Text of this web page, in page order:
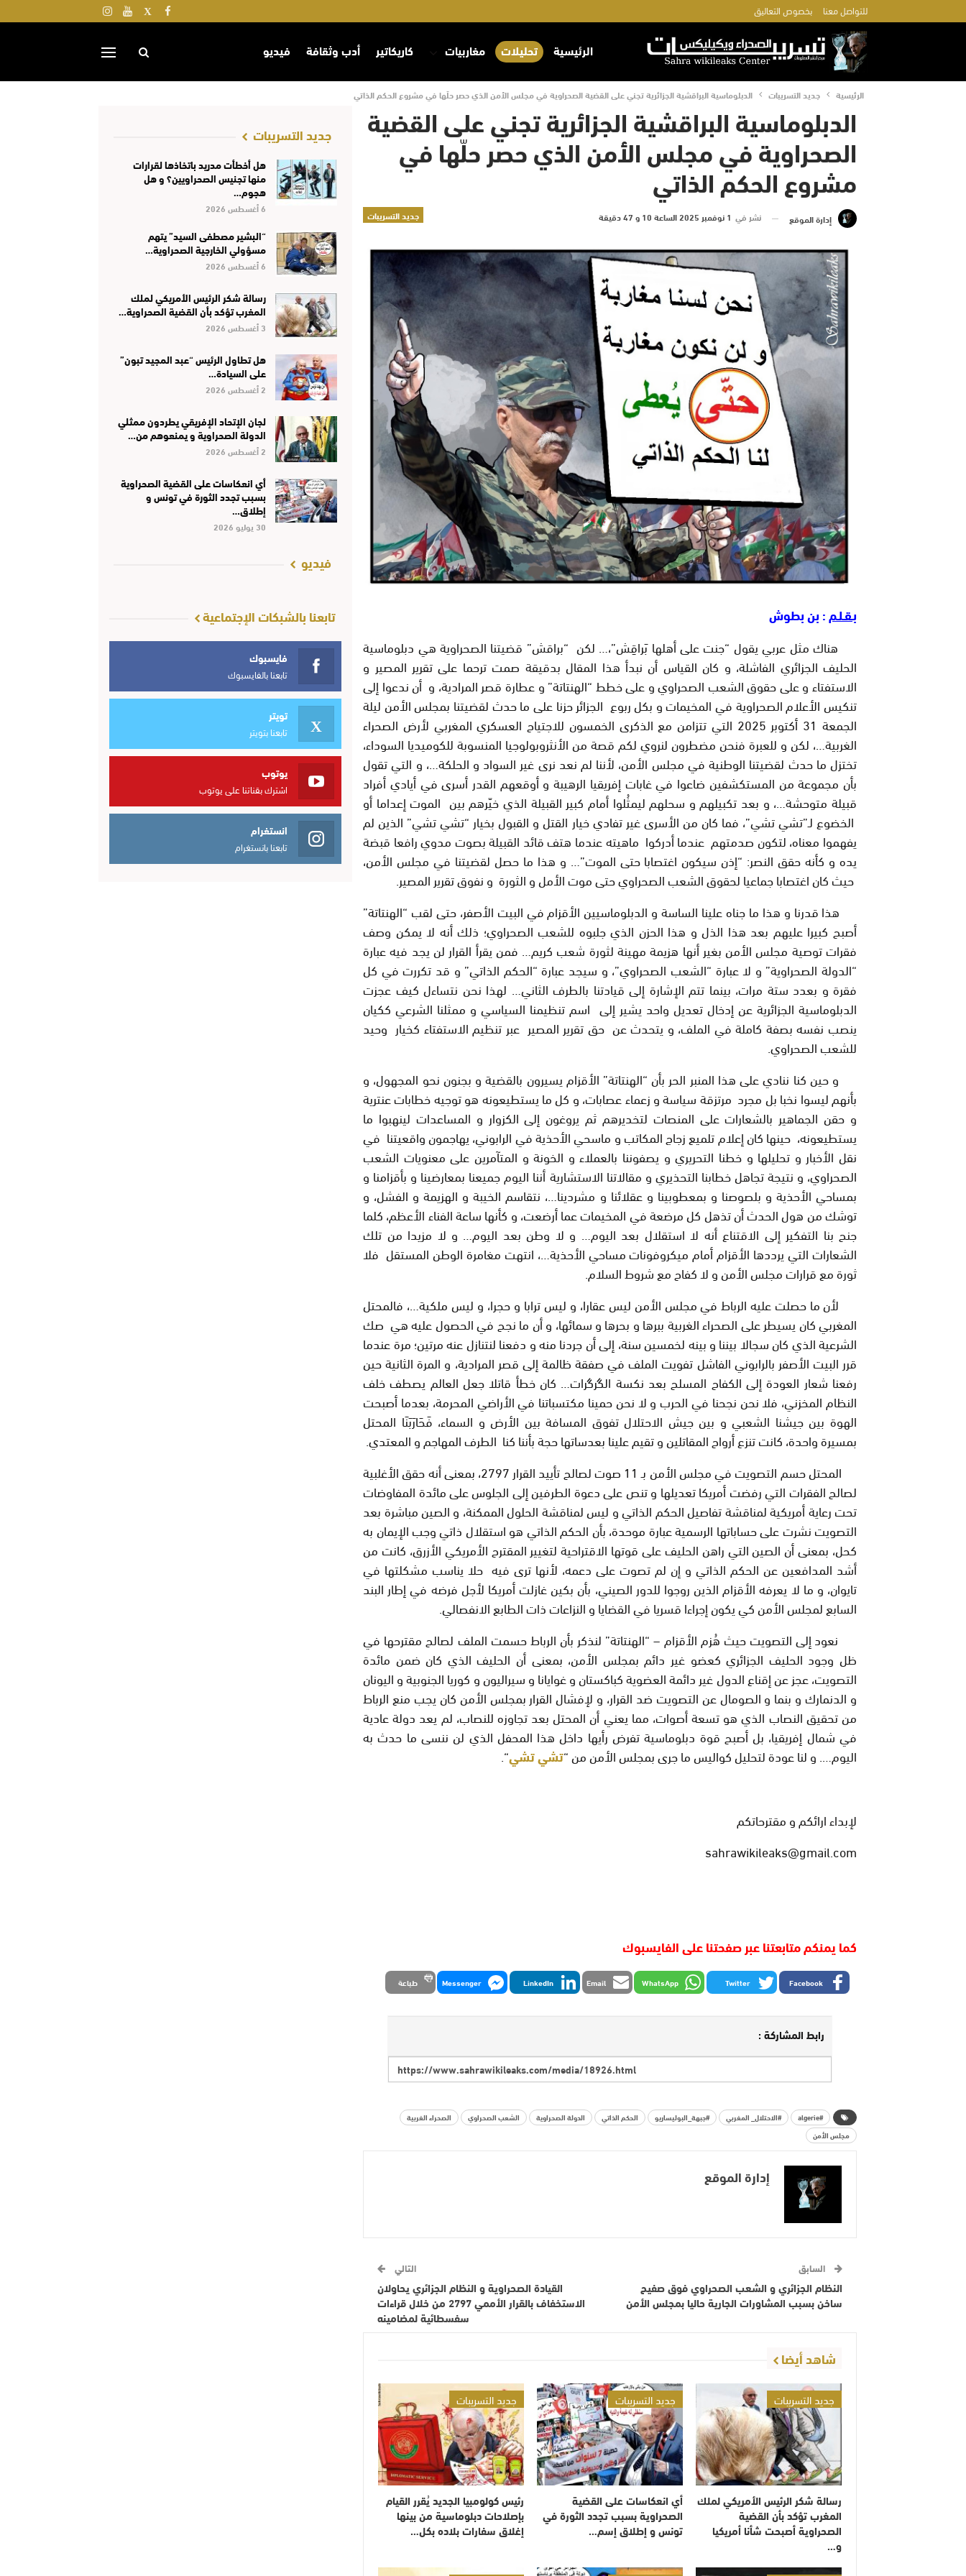
للتواصل معنا بخصوص التعاليق
الرئيسية تحليلات مغاربيات كاريكاتير أدب وثقافة فيديو
الرئيسية جديد التسريبات الدبلوماسية البراقشية الجزائرية تجني على القضية الصحراوية في مجلس الأمن الذي حصر حلّها في مشروع الحكم الذاتي
الدبلوماسية البراقشية الجزائرية تجني على القضية
الصحراوية في مجلس الأمن الذي حصر حلّها في
مشروع الحكم الذاتي
جديد التسريبات إدارة الموقع نشر في 1 نوفمبر 2025 الساعة 10 و 47 دقيقة
بـقـلـم: بن بطوش
هناك مثل عربي يقول “جنت على أهلها بَراقِش”،… لكن “براقش” قضيتنا الصحراوية هي دبلوماسية
الحليف الجزائري الفاشلة، و كان القياس أن نبدأ هذا المقال بدقيقة صمت ترحما على تقرير المصير و
الاستفتاء و على حقوق الشعب الصحراوي و على خطط “الهنتاتة” و عطارة قصر المرادية، و أن ندعوا إلى
تنكيس الأعلام الصحراوية في المخيمات و بكل ربوع الجزائر حزنا على ما حدث لقضيتنا بمجلس الأمن ليلة
الجمعة 31 أكتوبر 2025 التي تتزامن مع الذكرى الخمسون للاجتياح العسكري المغربي لأرض الصحراء
الغربية…، لكن و للعبرة فنحن مضطرون لنروي لكم قصة من الأنثروبولوجيا المنسوبة للكوميديا السوداء،
تختزل ما حدث لقضيتنا الوطنية في مجلس الأمن، لأننا لم نعد نرى غير السواد و الحلكة…، و التي تقول
بأن مجموعة من المستكشفين ضاعوا في غابات إفريقيا الرهيبة و أوقعهم القدر أسرى في أيادي أفراد
قبيلة متوحشة…، و بعد تكبيلهم و سحلهم ليمثُلوا أمام كبير القبيلة الذي خيّرهم بين الموت إعداما أو
الخضوع لـ”تشي تشي”، فما كان من الأسرى غير تفادي خيار القتل و القبول بخيار “تشي تشي” الذين لم
يفهموا معناه، لتكون صدمتهم عندما أدركوا ماهيته عندما هتف قائد القبيلة بصوت مدوي رافعا قبضة
يده و كأنه حقق النصر: “إذن سيكون اغتصابا حتى الموت”… و هذا ما حصل لقضيتنا في مجلس الأمن،
حيث كان اغتصابا جماعيا لحقوق الشعب الصحراوي حتى موت الأمل و الثورة و نفوق تقرير المصير.
هذا قدرنا و هذا ما جناه علينا الساسة و الدبلوماسيين الأقزام في البيت الأصفر، حتى لقب “الهنتاتة”
أصبح كبيرا عليهم بعد هذا الذل و هذا الحزن الذي جلبوه للشعب الصحراوي؛ ذلك أنه لا يمكن وصف
فقرات توصية مجلس الأمن بغير أنها هزيمة مهينة لثورة شعب كريم… فمن يقرأ القرار لن يجد فيه عبارة
“الدولة الصحراوية” و لا عبارة “الشعب الصحراوي”، و سيجد عبارة “الحكم الذاتي” و قد تكررت في كل
فقرة و بعدد ستة مرات، بينما تتم الإشارة إلى قيادتنا بالطرف الثاني… لهذا نحن نتساءل كيف عجزت
الدبلوماسية الجزائرية عن إدخال تعديل واحد يشير إلى اسم تنظيمنا السياسي و ممثلنا الشرعي ككيان
ينصب نفسه بصفة كاملة في الملف، و يتحدث عن حق تقرير المصير عبر تنظيم الاستفتاء كخيار وحيد
للشعب الصحراوي.
و حين كنا ننادي على هذا المنبر الحر بأن “الهنتاتة” الأقزام يسيرون بالقضية و بجنون نحو المجهول، و
بأنهم ليسوا نخبا بل مجرد مرتزقة سياسة و زعماء عصابات، و كل ما يستطيعونه هو توجيه خطابات عنترية
و حقن الجماهير بالشعارات على المنصات لتخديرهم ثم يروغون إلى الكزوار و المساعدات لينهبوا ما
يستطيعونه، حينها كان إعلام تلميع زجاج المكاتب و ماسحي الأحذية في الرابوني، يهاجمون واقعيتنا في
نقل الأخبار و تحليلها و خطنا التحريري و يصفوننا بالعملاء و الخونة و المتآمرين على معنويات الشعب
الصحراوي، و نتيجة تجاهل خطابنا التحذيري و مقالاتنا الاستشارية أننا اليوم جميعنا بمعارضينا و بأقزامنا و
بمساحي الأحذية و بلصوصنا و بمعطوبينا و عقلائنا و مشردينا…، نتقاسم الخيبة و الهزيمة و الفشل، و
توشك من هول الحدث أن تذهل كل مرضعة في المخيمات عما أرضعت، و كأنها ساعة الفناء الأعظم، كلما
جنح بنا التفكير إلى الاقتناع أنه لا استقلال بعد اليوم… و لا وطن بعد اليوم… و لا مزيدا من تلك
الشعارات التي يرددها الأقزام أمام ميكروفونات مساحي الأحذية…، انتهت مغامرة الوطن المستقل فلا
ثورة مع قرارات مجلس الأمن و لا كفاح مع شروط السلام.
لأن ما حصلت عليه الرباط في مجلس الأمن ليس عقارا، و ليس ترابا و حجرا، و ليس ملكية…، فالمحتل
المغربي كان يسيطر على الصحراء الغربية ببرها و بحرها و سمائها، و أن ما نجح في الحصول عليه هي صك
الشرعية الذي كان سجالا بيننا و بينه لخمسين سنة، إلى أن جردنا منه و دفعنا لنتنازل عنه مرتين؛ مرة عندما
قرر البيت الأصفر بالرابوني الفاشل تفويت الملف في صفقة ظالمة إلى قصر المرادية، و المرة الثانية حين
رفعنا شعار العودة إلى الكفاح المسلح بعد نكسة الگرگرات… كان خطأ قاتلا جعل العالم يصطف خلف
النظام المخزني، فلا نحن نجحنا في الحرب و لا نحن حمينا مكتسباتنا في الأراضي المحرمة، بعدما أصبحت
الهوة بين جيشنا الشعبي و بين جيش الاحتلال تفوق المسافة بين الأرض و السماء، فَحَارَبَنَا المحتل
بمسيرة واحدة، كانت تنزع أرواح المقاتلين و تقيم علينا بعدساتها حجة بأننا كنا الطرف المهاجم و المعتدي.
المحتل حسم التصويت في مجلس الأمن بـ 11 صوت لصالح تأييد القرار 2797، بمعنى أنه حقق الأغلبية
لصالح الفقرات التي رفضت أمريكا تعديلها و تنص على دعوة الطرفين إلى الجلوس على مائدة المفاوضات
تحت رعاية أمريكية لمناقشة تفاصيل الحكم الذاتي و ليس لمناقشة الحلول الممكنة، و الصين مباشرة بعد
التصويت نشرت على حساباتها الرسمية عبارة موحدة، بأن الحكم الذاتي هو استقلال ذاتي وجب الإيمان به
كحل، بمعنى أن الصين التي راهن الحليف على قوتها الاقتراحية لتغيير المقترح الأمريكي الأزرق، كانت من
أشد المدافعين عن الحكم الذاتي و إن لم تصوت على دعمه، لأنها ترى فيه حلا يناسب مشكلتها في
تايوان، و ما لا يعرفه الأقزام الذين روجوا للدور الصيني، بأن بكين غازلت أمريكا لأجل فرضه في إطار البند
السابع لمجلس الأمن كي يكون إجراءا قسريا في القضايا و النزاعات ذات الطابع الانفصالي.
نعود إلى التصويت حيث هُزم الأقزام – “الهنتاتة” لنذكر بأن الرباط حسمت الملف لصالح مقترحها في
ظل وجود الحليف الجزائري كعضو غير دائم بمجلس الأمن، بمعنى أن الحليف الذي كان ضمن مائدة
التصويت، عجز عن إقناع الدول غير دائمة العضوية كباكستان و غوايانا و سيراليون و كوريا الجنوبية و اليونان
و الدنمارك و بنما و الصومال عن التصويت ضد القرار، و لإفشال القرار بمجلس الأمن كان يجب منع الرباط
من تحقيق النصاب الذي هو تسعة أصوات، مما يعني أن المحتل بعد تجاوزه للنصاب، لم يعد دولة عادية
في شمال إفريقيا، بل أصبح قوة دبلوماسية تفرض رأيها داخل هذا المحفل الذي لن ننسى ما حدث به
اليوم…. و لنا عودة لتحليل كواليس ما جرى بمجلس الأمن من “تشي تشي“.
لإبداء ارائكم و مقترحاتكم
sahrawikileaks@gmail.com
كما يمنكم متابعتنا عبر صفحتنا على الفايسبوك
Facebook
Twitter
WhatsApp
Email
LinkedIn
Messenger طباعة
رابط المشاركة :
#algerie #الاحتلال_ المغربي #جبهة_البوليساريو الحكم الذاتي الدولة الصحراوية الشعب الصحراوي
الصحراء الغربية
مجلس الأمن
إدارة الموقع
السابق
النظام الجزائري و الشعب الصحراوي فوق صفيح
ساخن بسبب المشاورات الجارية حاليا بمجلس الأمن
التالي
القيادة الصحراوية و النظام الجزائري يحاولان
الاستخفاف بالقرار الأممي 2797 من خلال قراءات
سفسطائية لمضامينه
شاهد أيضا
جديد التسريبات
رسالة شكر الرئيس الأمريكي لملك
المغرب تؤكد بأن القضية
الصحراوية أصبحت شأنا أمريكيا
و…
جديد التسريبات
أي انعكاسات على القضية
الصحراوية بسبب تجدد الثورة في
تونس و إطلاق إسم…
جديد التسريبات
رئيس كولومبيا الجديد يُقرر القيام
بإصلاحات دبلوماسية من بينها
إغلاق سفارات بلاده بكل…
جديد التسريبات
هل أخطأت مدريد باتخاذها لقرارات
منها تجنيس الصحراويين؟ و هل
هجوم…
6 أغسطس 2026
“البشير مصطفى السيد” يتهم
مسؤولي الخارجية الصحراوية…
6 أغسطس 2026
رسالة شكر الرئيس الأمريكي لملك
المغرب تؤكد بأن القضية الصحراوية…
3 أغسطس 2026
هل تطاول الرئيس “عبد المجيد تبون”
على السيادة…
2 أغسطس 2026
لجان الإتحاد الإفريقي يطردون ممثلي
الدولة الصحراوية و يمنعوهم من…
2 أغسطس 2026
أي انعكاسات على القضية الصحراوية
بسبب تجدد الثورة في تونس و
إطلاق…
30 يوليو 2026
فيديو
تابعنا بالشبكات الإجتماعية
فايسبوك
تابعنا بالفايسبوك
تويتر
تابعنا بتويتر
يوتوب
اشترك بقناتنا على يوتوب
انستغرام
تابعنا بانستغرام